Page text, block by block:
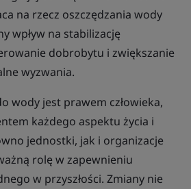
na rzecz oszczędzania wody
wpływ na stabilizację
dobrobytu i zwiększanie
wyzwania.
wody jest prawem człowieka,
każdego aspektu życia i
jednostki, jak i organizacje
rolę w zapewnieniu
w przyszłości. Zmiany nie